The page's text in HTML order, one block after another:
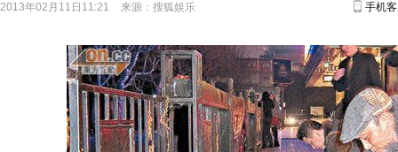
2013年02月11日11:21 来源： 搜狐娱乐 手机